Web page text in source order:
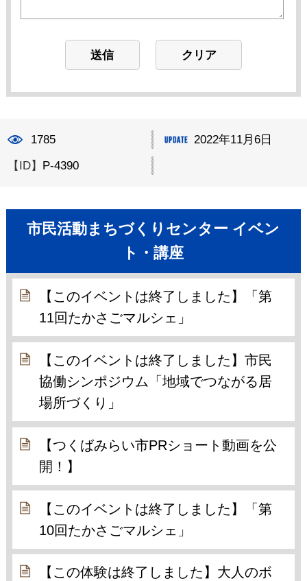
1785 2022年11月6日
【ID】 P-4390
市民活動まちづくりセンター イベン
ト・講座
【このイベントは終了しました】「第
11回たかさごマルシェ」
【このイベントは終了しました】市民
協働シンポジウム「地域でつながる居
場所づくり」
【つくばみらい市PRショート動画を公
開！】
【このイベントは終了しました】「第
10回たかさごマルシェ」
【この体験は終了しました】大人のボ